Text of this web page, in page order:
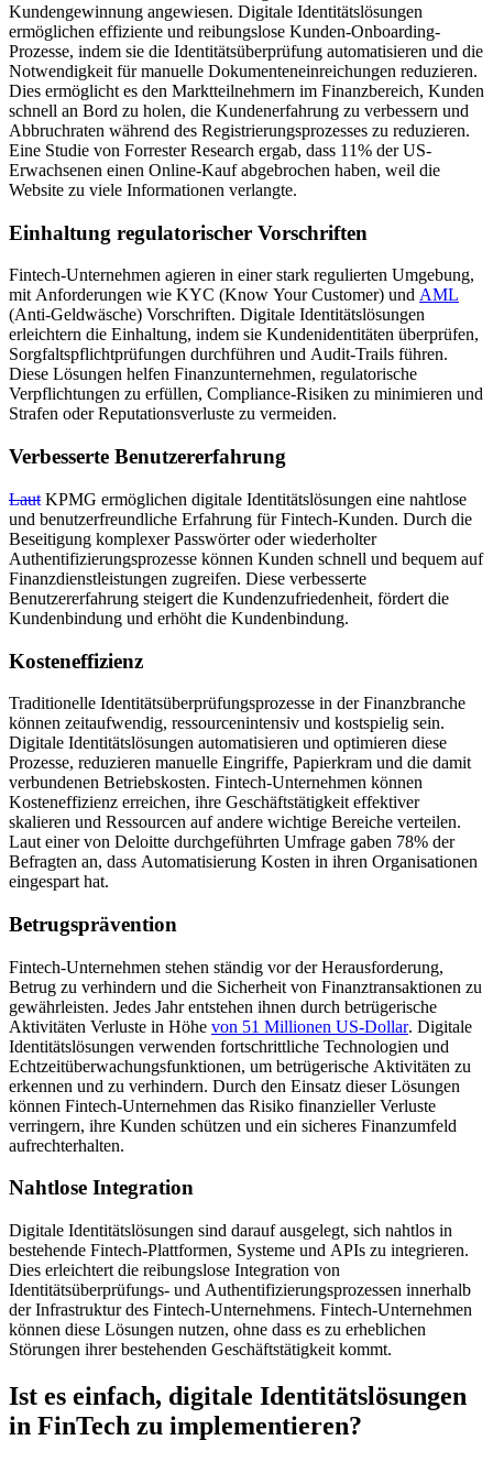
Kundengewinnung angewiesen. Digitale Identitätslösungen
ermöglichen effiziente und reibungslose Kunden-Onboarding-
Prozesse, indem sie die Identitätsüberprüfung automatisieren und die
Notwendigkeit für manuelle Dokumenteneinreichungen reduzieren.
Dies ermöglicht es den Marktteilnehmern im Finanzbereich, Kunden
schnell an Bord zu holen, die Kundenerfahrung zu verbessern und
Abbruchraten während des Registrierungsprozesses zu reduzieren.
Eine Studie von Forrester Research ergab, dass 11% der US-
Erwachsenen einen Online-Kauf abgebrochen haben, weil die
Website zu viele Informationen verlangte.
Einhaltung regulatorischer Vorschriften
Fintech-Unternehmen agieren in einer stark regulierten Umgebung,
mit Anforderungen wie KYC (Know Your Customer) und AML
(Anti-Geldwäsche) Vorschriften. Digitale Identitätslösungen
erleichtern die Einhaltung, indem sie Kundenidentitäten überprüfen,
Sorgfaltspflichtprüfungen durchführen und Audit-Trails führen.
Diese Lösungen helfen Finanzunternehmen, regulatorische
Verpflichtungen zu erfüllen, Compliance-Risiken zu minimieren und
Strafen oder Reputationsverluste zu vermeiden.
Verbesserte Benutzererfahrung
Laut KPMG ermöglichen digitale Identitätslösungen eine nahtlose
und benutzerfreundliche Erfahrung für Fintech-Kunden. Durch die
Beseitigung komplexer Passwörter oder wiederholter
Authentifizierungsprozesse können Kunden schnell und bequem auf
Finanzdienstleistungen zugreifen. Diese verbesserte
Benutzererfahrung steigert die Kundenzufriedenheit, fördert die
Kundenbindung und erhöht die Kundenbindung.
Kosteneffizienz
Traditionelle Identitätsüberprüfungsprozesse in der Finanzbranche
können zeitaufwendig, ressourcenintensiv und kostspielig sein.
Digitale Identitätslösungen automatisieren und optimieren diese
Prozesse, reduzieren manuelle Eingriffe, Papierkram und die damit
verbundenen Betriebskosten. Fintech-Unternehmen können
Kosteneffizienz erreichen, ihre Geschäftstätigkeit effektiver
skalieren und Ressourcen auf andere wichtige Bereiche verteilen.
Laut einer von Deloitte durchgeführten Umfrage gaben 78% der
Befragten an, dass Automatisierung Kosten in ihren Organisationen
eingespart hat.
Betrugsprävention
Fintech-Unternehmen stehen ständig vor der Herausforderung,
Betrug zu verhindern und die Sicherheit von Finanztransaktionen zu
gewährleisten. Jedes Jahr entstehen ihnen durch betrügerische
Aktivitäten Verluste in Höhe von 51 Millionen US-Dollar. Digitale
Identitätslösungen verwenden fortschrittliche Technologien und
Echtzeitüberwachungsfunktionen, um betrügerische Aktivitäten zu
erkennen und zu verhindern. Durch den Einsatz dieser Lösungen
können Fintech-Unternehmen das Risiko finanzieller Verluste
verringern, ihre Kunden schützen und ein sicheres Finanzumfeld
aufrechterhalten.
Nahtlose Integration
Digitale Identitätslösungen sind darauf ausgelegt, sich nahtlos in
bestehende Fintech-Plattformen, Systeme und APIs zu integrieren.
Dies erleichtert die reibungslose Integration von
Identitätsüberprüfungs- und Authentifizierungsprozessen innerhalb
der Infrastruktur des Fintech-Unternehmens. Fintech-Unternehmen
können diese Lösungen nutzen, ohne dass es zu erheblichen
Störungen ihrer bestehenden Geschäftstätigkeit kommt.
Ist es einfach, digitale Identitätslösungen
in FinTech zu implementieren?